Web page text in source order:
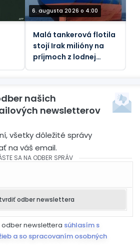
6. augusta 2026 o 4:00
Malá tankerová flotila
stojí Irak milióny na
príjmoch z lodnej
našich
newsletterov
všetky dôležité správy
na váš email.
SA NA ODBER SPRÁV
odber newslettera
odber newslettera súhlasím s
a so spracovaním osobných